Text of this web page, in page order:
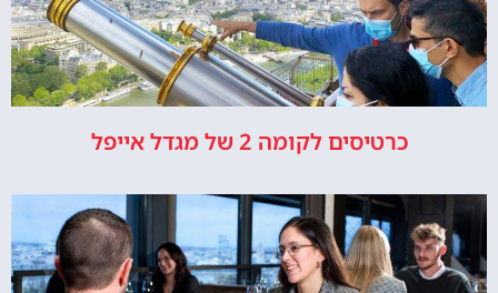
כרטיסים לקומה 2 של מגדל אייפל